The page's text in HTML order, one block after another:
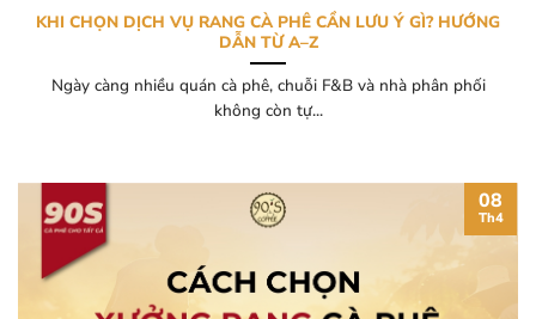
KHI CHỌN DỊCH VỤ RANG CÀ PHÊ CẦN LƯU Ý GÌ? HƯỚNG
DẪN TỪ A–Z
Ngày càng nhiều quán cà phê, chuỗi F&B và nhà phân phối
không còn tự...
08
Th4